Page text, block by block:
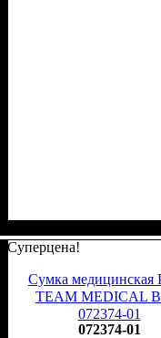
Суперцена!
Сумка медицинская
TEAM MEDICAL
072374-01
072374-01